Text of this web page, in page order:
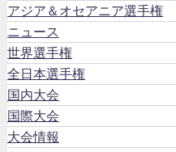
アジア＆オセアニア選手権
ニュース
世界選手権
全日本選手権
国内大会
国際大会
大会情報